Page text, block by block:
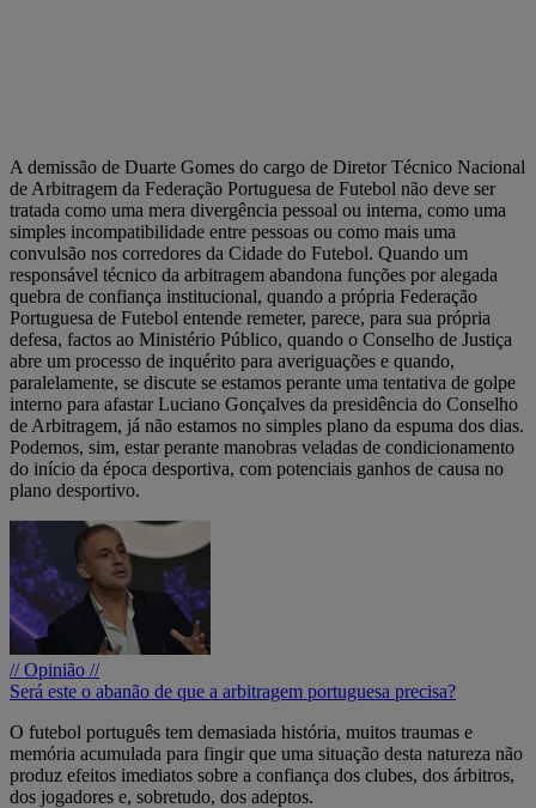
A demissão de Duarte Gomes do cargo de Diretor Técnico Nacional
de Arbitragem da Federação Portuguesa de Futebol não deve ser
tratada como uma mera divergência pessoal ou interna, como uma
simples incompatibilidade entre pessoas ou como mais uma
convulsão nos corredores da Cidade do Futebol. Quando um
responsável técnico da arbitragem abandona funções por alegada
quebra de confiança institucional, quando a própria Federação
Portuguesa de Futebol entende remeter, parece, para sua própria
defesa, factos ao Ministério Público, quando o Conselho de Justiça
abre um processo de inquérito para averiguações e quando,
paralelamente, se discute se estamos perante uma tentativa de golpe
interno para afastar Luciano Gonçalves da presidência do Conselho
de Arbitragem, já não estamos no simples plano da espuma dos dias.
Podemos, sim, estar perante manobras veladas de condicionamento
do início da época desportiva, com potenciais ganhos de causa no
plano desportivo.
// Opinião //
Será este o abanão de que a arbitragem portuguesa precisa?
O futebol português tem demasiada história, muitos traumas e
memória acumulada para fingir que uma situação desta natureza não
produz efeitos imediatos sobre a confiança dos clubes, dos árbitros,
dos jogadores e, sobretudo, dos adeptos.